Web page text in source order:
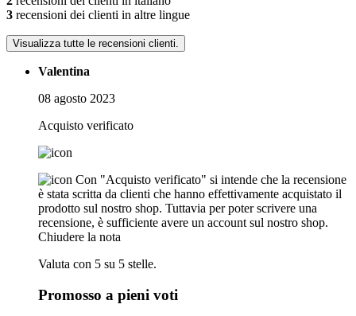
3 recensioni dei clienti in altre lingue
Visualizza tutte le recensioni clienti.
Valentina
08 agosto 2023
Acquisto verificato
Con "Acquisto verificato" si intende che la recensione
è stata scritta da clienti che hanno effettivamente acquistato il
prodotto sul nostro shop. Tuttavia per poter scrivere una
recensione, è sufficiente avere un account sul nostro shop.
Chiudere la nota
Valuta con 5 su 5 stelle.
Promosso a pieni voti